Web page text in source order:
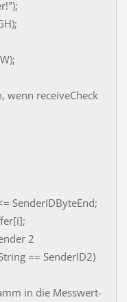
receiveCheck
SenderIDByteEnd;
2
== SenderID2)
in die Messwert-